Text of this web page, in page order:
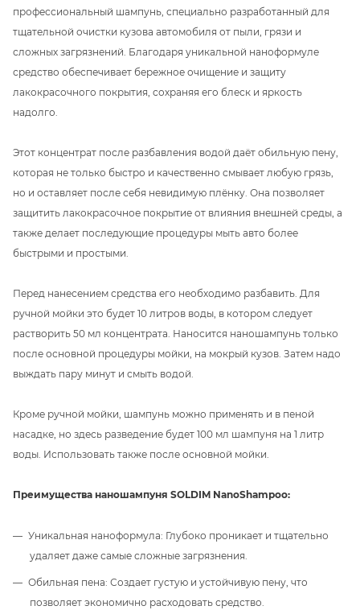
профессиональный шампунь, специально разработанный для
тщательной очистки кузова автомобиля от пыли, грязи и
сложных загрязнений. Благодаря уникальной наноформуле
средство обеспечивает бережное очищение и защиту
лакокрасочного покрытия, сохраняя его блеск и яркость
надолго.
Этот концентрат после разбавления водой даёт обильную пену,
которая не только быстро и качественно смывает любую грязь,
но и оставляет после себя невидимую плёнку. Она позволяет
защитить лакокрасочное покрытие от влияния внешней среды, а
также делает последующие процедуры мыть авто более
быстрыми и простыми.
Перед нанесением средства его необходимо разбавить. Для
ручной мойки это будет 10 литров воды, в котором следует
растворить 50 мл концентрата. Наносится наношампунь только
после основной процедуры мойки, на мокрый кузов. Затем надо
выждать пару минут и смыть водой.
Кроме ручной мойки, шампунь можно применять и в пеной
насадке, но здесь разведение будет 100 мл шампуня на 1 литр
воды. Использовать также после основной мойки.
Преимущества наношампуня SOLDIM NanoShampoo:
Уникальная наноформула: Глубоко проникает и тщательно
удаляет даже самые сложные загрязнения.
Обильная пена: Создает густую и устойчивую пену, что
позволяет экономично расходовать средство.